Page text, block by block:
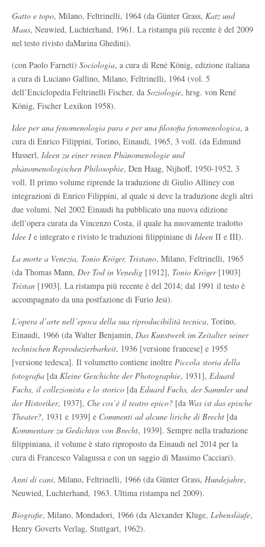
Gatto e topo, Milano, Feltrinelli, 1964 (da Günter Grass, Katz und
Maus, Neuwied, Luchterhand, 1961. La ristampa più recente è del 2009
nel testo rivisto daMarina Ghedini).
(con Paolo Farneti) Sociologia, a cura di René König, edizione italiana
a cura di Luciano Gallino, Milano, Feltrinelli, 1964 (vol. 5
dell’Enciclopedia Feltrinelli Fischer, da Soziologie, hrsg. von René
König, Fischer Lexikon 1958).
Idee peruna fenomenologia pura e per una filosofia fenomenologica, a
cura di Enrico Filippini, Torino, Einaudi, 1965, 3 voll. (da Edmund
Husserl, Ideen zu einer reinen Phänomenologie und
phänomenologischen Philosophie, Den Haag, Nijhoff, 1950-1952, 3
voll. Il primo volume riprende la traduzione di Giulio Alliney con
integrazioni di Enrico Filippini, al quale si deve la traduzione degli altri
due volumi. Nel 2002 Einaudi ha pubblicato una nuova edizione
dell’opera curata da Vincenzo Costa, il quale ha nuovamente tradotto
Idee I e integrato e rivisto le traduzioni filippiniane di Ideen II e III).
La morte a Venezia, Tonio Kröger, Tristano, Milano, Feltrinelli, 1965
(da Thomas Mann, Der Tod in Venedig [1912], Tonio Kröger[1903]
Tristan [1903]. La ristampa più recente è del 2014; dal 1991 il testo è
accompagnato da una postfazione di Furio Jesi).
L’opera d’arte nell’epoca della sua riproducibilità tecnica, Torino,
Einaudi, 1966 (da Walter Benjamin, Das Kunstwerk im Zeitalter seiner
technischen Reproduzierbarkeit, 1936 [versione francese] e 1955
[versione tedesca]. Il volumetto contiene inoltre Piccola storia della
fotografia [da Kleine Geschichte der Photographie, 1931], Eduard
Fuchs, il collezionista e lo storico [da Eduard Fuchs, der Sammler und
der Historiker, 1937], Che cos’è il teatro epico? [da Was ist das epische
Theater?, 1931 e 1939] e Commenti ad alcune liriche di Brecht [da
Kommentare zu Gedichten von Brecht, 1939]. Sempre nella traduzione
filippiniana, il volume è stato riproposto da Einaudi nel 2014 per la
cura di Francesco Valagussa e con un saggio di Massimo Cacciari).
Anni di cani, Milano, Feltrinelli, 1966 (da Günter Grass, Hundejahre,
Neuwied, Luchterhand, 1963. Ultima ristampa nel 2009).
Biografie, Milano, Mondadori, 1966 (da Alexander Kluge, Lebensläufe,
Henry Goverts Verlag, Stuttgart, 1962).